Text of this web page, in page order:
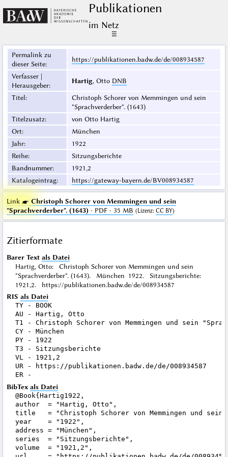
Publikationen
im Netz
☰
Permalink zu
dieser Seite:
https://publikationen.badw.de/de/008934587
Verfasser |
Herausgeber:
Hartig, Otto DNB
Titel:
Christoph Schorer von Memmingen und sein
"Sprachverderber". (1643)
Titelzusatz:
von Otto Hartig
Ort:
München
Jahr:
1922
Reihe:
Sitzungsberichte
Bandnummer:
1921,2
Katalogeintrag: https://gateway-bayern.de/BV008934587
Link ☛ Christoph Schorer von Memmingen und sein
"Sprachverderber". (1643) · PDF · 35 MB (Lizenz: CC BY)
Zitierformate
Barer Text als Datei
Hartig, Otto: Christoph Schorer von Memmingen und sein
"Sprachverderber". (1643). München 1922. Sitzungsberichte:
1921,2. https://publikationen.badw.de/de/008934587
RIS als Datei
TY - BOOK
AU - Hartig, Otto
T1 - Christoph Schorer von Memmingen und sein
CY - München
PY - 1922
T3 - Sitzungsberichte
VL - 1921,2
UR - https://publikationen.badw.de/de/008934587
BibTex als Datei
@Book{Hartig1922,
author  = "Hartig, Otto",
title   = "Christoph Schorer von Memmingen und
year    = "1922",
address = "München",
series  = "Sitzungsberichte",
volume  = "1921,2",